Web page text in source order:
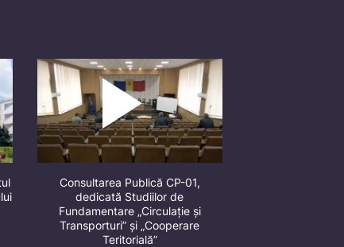
Consultarea Publică CP-01,
dedicată Studiilor de
Fundamentare „Circulație și
Transporturi” și „Cooperare
Teritorială”